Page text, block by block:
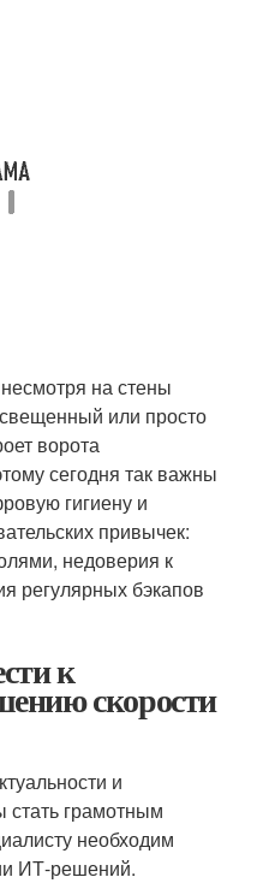
на стены
или просто
ворота
сегодня так важны
гигиену и
привычек:
недоверия к
регулярных бэкапов
к
скорости
и
стать грамотным
необходим
ИТ-решений.